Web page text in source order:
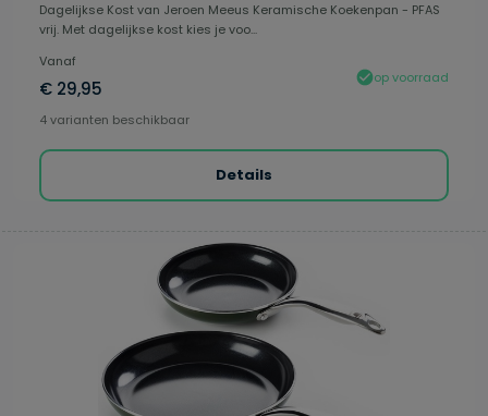
Dagelijkse Kost van Jeroen Meeus Keramische Koekenpan - PFAS
vrij. Met dagelijkse kost kies je voo...
Vanaf
€ 29,95
op voorraad
4 varianten beschikbaar
Details